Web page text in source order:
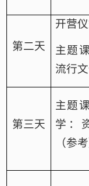
第二天
开营
主题
流行
第三天
主题
学：
（参考